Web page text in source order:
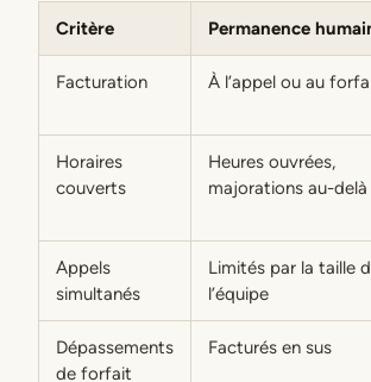
Critère Permanence
Facturation À l’appel ou au
Horaires
couverts
Heures ouvrées,
majorations au-delà
Appels
simultanés
Limités par la taille
l’équipe
Dépassements
de forfait
Facturés en sus